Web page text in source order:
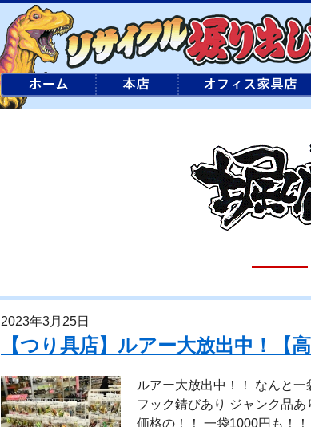
2023年3月25日
【つり具店】ルアー大放出中！【
ルアー大放出中！！ なんと
フック錆びあり ジャンク品
価格の！！ 一袋1000円も！